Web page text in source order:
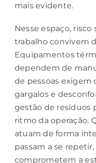
mais evidente.
Nesse espaço,
trabalho convivem
Equipamentos
dependem de
de pessoas exigem
gargalos e
gestão de resíduos
ritmo da operação.
atuam de forma
passam a se
comprometem a